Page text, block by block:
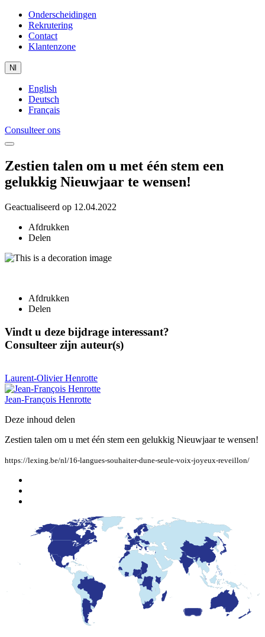
Onderscheidingen
Rekrutering
Contact
Klantenzone
Nl
English
Deutsch
Français
Consulteer ons
Zestien talen om u met één stem een
gelukkig Nieuwjaar te wensen!
Geactualiseerd op 12.04.2022
Afdrukken
Delen
Afdrukken
Delen
Vindt u deze bijdrage interessant?
Consulteer zijn auteur(s)
Laurent-OlivierHenrotte
Jean-François Henrotte
Deze inhoud delen
Zestien talen om u met één stem een gelukkig Nieuwjaar te wensen!
https://lexing.be/nl/16-langues-souhaiter-dune-seule-voix-joyeux-reveillon/